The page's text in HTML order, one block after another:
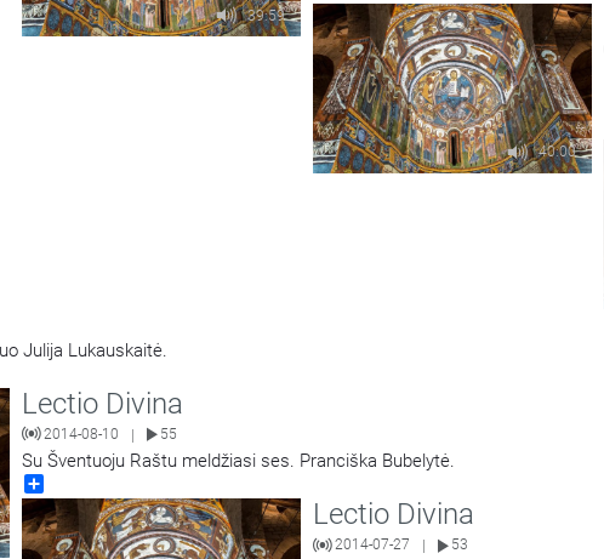
39:59
40:00
Julija Lukauskaitė.
Lectio Divina
2014-08-10 | 55
Su Šventuoju Raštu meldžiasi ses. Pranciška Bubelytė.
Lectio Divina
2014-07-27 53